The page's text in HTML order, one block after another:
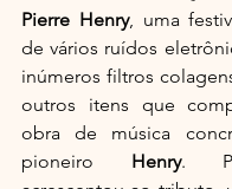
Pierre Henry, uma
de vários ruídos
inúmeros filtros
outros itens que
obra de música
pioneiro Henry.